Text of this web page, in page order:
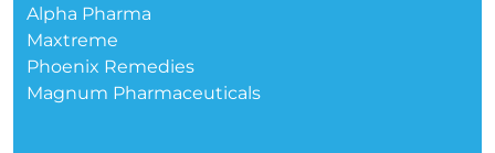
Alpha Pharma
Maxtreme
Phoenix Remedies
Magnum Pharmaceuticals